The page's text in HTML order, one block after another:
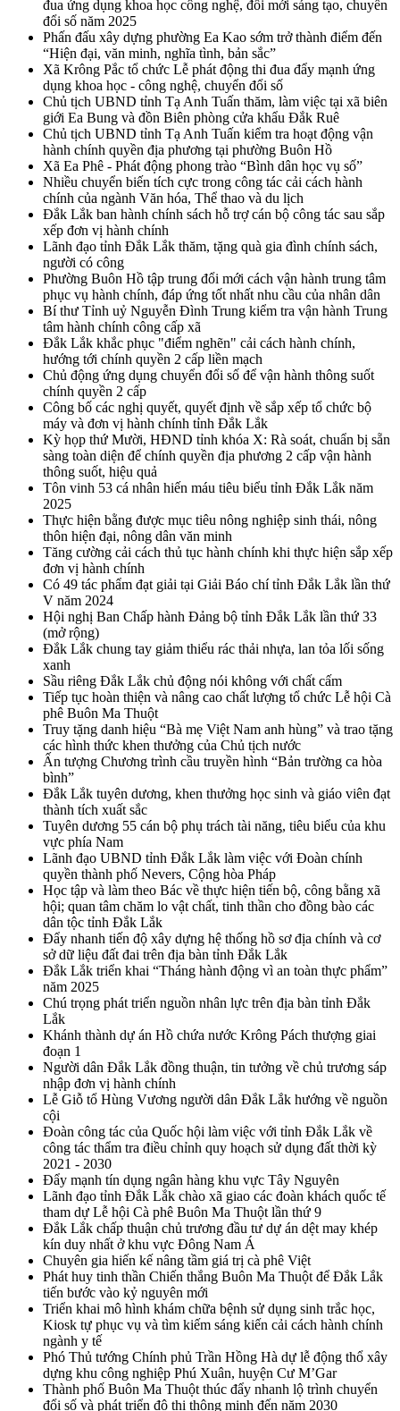
đua ứng dụng khoa học công nghệ, đổi mới sáng tạo, chuyển
đổi số năm 2025
Phấn đấu xây dựng phường Ea Kao sớm trở thành điểm đến
“Hiện đại, văn minh, nghĩa tình, bản sắc”
Xã Krông Pắc tổ chức Lễ phát động thi đua đẩy mạnh ứng
dụng khoa học - công nghệ, chuyển đổi số
Chủ tịch UBND tỉnh Tạ Anh Tuấn thăm, làm việc tại xã biên
giới Ea Bung và đồn Biên phòng cửa khẩu Đắk Ruê
Chủ tịch UBND tỉnh Tạ Anh Tuấn kiểm tra hoạt động vận
hành chính quyền địa phương tại phường Buôn Hồ
Xã Ea Phê - Phát động phong trào “Bình dân học vụ số”
Nhiều chuyển biến tích cực trong công tác cải cách hành
chính của ngành Văn hóa, Thể thao và du lịch
Đắk Lắk ban hành chính sách hỗ trợ cán bộ công tác sau sắp
xếp đơn vị hành chính
Lãnh đạo tỉnh Đắk Lắk thăm, tặng quà gia đình chính sách,
người có công
Phường Buôn Hồ tập trung đổi mới cách vận hành trung tâm
phục vụ hành chính, đáp ứng tốt nhất nhu cầu của nhân dân
Bí thư Tỉnh uỷ Nguyễn Đình Trung kiểm tra vận hành Trung
tâm hành chính công cấp xã
Đắk Lắk khắc phục "điểm nghẽn" cải cách hành chính,
hướng tới chính quyền 2 cấp liền mạch
Chủ động ứng dụng chuyển đổi số để vận hành thông suốt
chính quyền 2 cấp
Công bố các nghị quyết, quyết định về sắp xếp tổ chức bộ
máy và đơn vị hành chính tỉnh Đắk Lắk
Kỳ họp thứ Mười, HĐND tỉnh khóa X: Rà soát, chuẩn bị sẵn
sàng toàn diện để chính quyền địa phương 2 cấp vận hành
thông suốt, hiệu quả
Tôn vinh 53 cá nhân hiến máu tiêu biểu tỉnh Đắk Lắk năm
2025
Thực hiện bằng được mục tiêu nông nghiệp sinh thái, nông
thôn hiện đại, nông dân văn minh
Tăng cường cải cách thủ tục hành chính khi thực hiện sắp xếp
đơn vị hành chính
Có 49 tác phẩm đạt giải tại Giải Báo chí tỉnh Đắk Lắk lần thứ
V năm 2024
Hội nghị Ban Chấp hành Đảng bộ tỉnh Đắk Lắk lần thứ 33
(mở rộng)
Đắk Lắk chung tay giảm thiểu rác thải nhựa, lan tỏa lối sống
xanh
Sầu riêng Đắk Lắk chủ động nói không với chất cấm
Tiếp tục hoàn thiện và nâng cao chất lượng tổ chức Lễ hội Cà
phê Buôn Ma Thuột
Truy tặng danh hiệu “Bà mẹ Việt Nam anh hùng” và trao tặng
các hình thức khen thưởng của Chủ tịch nước
Ấn tượng Chương trình cầu truyền hình “Bản trường ca hòa
bình”
Đắk Lắk tuyên dương, khen thưởng học sinh và giáo viên đạt
thành tích xuất sắc
Tuyên dương 55 cán bộ phụ trách tài năng, tiêu biểu của khu
vực phía Nam
Lãnh đạo UBND tỉnh Đắk Lắk làm việc với Đoàn chính
quyền thành phố Nevers, Cộng hòa Pháp
Học tập và làm theo Bác về thực hiện tiến bộ, công bằng xã
hội; quan tâm chăm lo vật chất, tinh thần cho đồng bào các
dân tộc tỉnh Đắk Lắk
Đẩy nhanh tiến độ xây dựng hệ thống hồ sơ địa chính và cơ
sở dữ liệu đất đai trên địa bàn tỉnh Đắk Lắk
Đắk Lắk triển khai “Tháng hành động vì an toàn thực phẩm”
năm 2025
Chú trọng phát triển nguồn nhân lực trên địa bàn tỉnh Đắk
Lắk
Khánh thành dự án Hồ chứa nước Krông Pách thượng giai
đoạn 1
Người dân Đắk Lắk đồng thuận, tin tưởng về chủ trương sáp
nhập đơn vị hành chính
Lễ Giỗ tổ Hùng Vương người dân Đắk Lắk hướng về nguồn
cội
Đoàn công tác của Quốc hội làm việc với tỉnh Đắk Lắk về
công tác thẩm tra điều chỉnh quy hoạch sử dụng đất thời kỳ
2021 - 2030
Đẩy mạnh tín dụng ngân hàng khu vực Tây Nguyên
Lãnh đạo tỉnh Đắk Lắk chào xã giao các đoàn khách quốc tế
tham dự Lễ hội Cà phê Buôn Ma Thuột lần thứ 9
Đắk Lắk chấp thuận chủ trương đầu tư dự án dệt may khép
kín duy nhất ở khu vực Đông Nam Á
Chuyên gia hiến kế nâng tầm giá trị cà phê Việt
Phát huy tinh thần Chiến thắng Buôn Ma Thuột để Đắk Lắk
tiến bước vào kỷ nguyên mới
Triển khai mô hình khám chữa bệnh sử dụng sinh trắc học,
Kiosk tự phục vụ và tìm kiếm sáng kiến cải cách hành chính
ngành y tế
Phó Thủ tướng Chính phủ Trần Hồng Hà dự lễ động thổ xây
dựng khu công nghiệp Phú Xuân, huyện Cư M’Gar
Thành phố Buôn Ma Thuột thúc đẩy nhanh lộ trình chuyển
đổi số và phát triển đô thị thông minh đến năm 2030